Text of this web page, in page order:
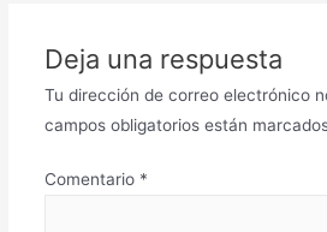
Deja una respuesta
Tu dirección de correo electrónico
campos obligatorios están
Comentario *